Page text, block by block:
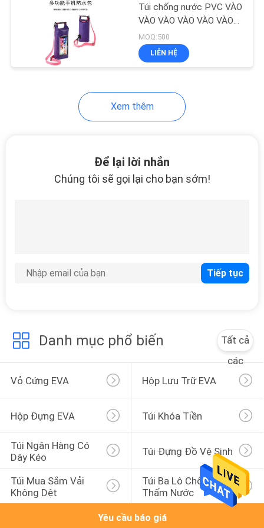
Túi mua sắm vải
túi ba lô chống thấm
Eva
46
Quần áo thể thao
19
BẠN BẠN BẠN BẠN BẠN
BẠN BẠN BẠN BẠN BẠN
Túi chống nước PVC VÀO
VÀO VÀO VÀO VÀO VÀO
VÀO VÀO VÀO
MOQ:500
LIÊN HỆ
Xem thêm
Để lại lời nhắn
Chúng tôi sẽ gọi lại cho bạn sớm!
Danh mục phổ biến
Tất cả
các
Vỏ Cứng EVA
Hộp Lưu Trữ EVA
Hộp Đựng EVA Túi Khóa Tiền
Túi Ngân Hàng Có
Dây Kéo
Túi Đựng Đồ Vệ Sinh
Túi Mua Sắm Vải
Không Dệt
Túi Ba Lô Chống
Thấm Nước
Yêu cầu báo giá